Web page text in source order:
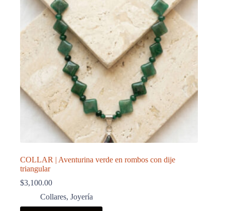
COLLAR | Aventurina verde en rombos con dije
triangular
$3,100.00
Collares, Joyería